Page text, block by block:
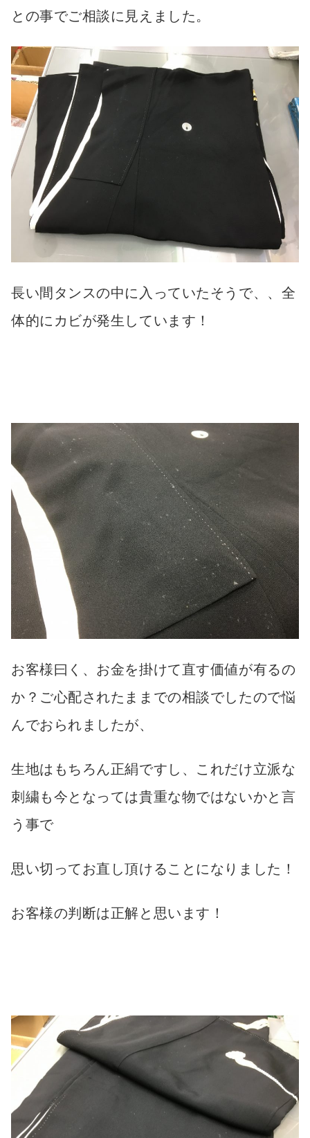
との事でご相談に見えました。
長い間タンスの中に入っていたそうで、、全
体的にカビが発生しています！
お客様曰く、お金を掛けて直す価値が有るの
か？ご心配されたままでの相談でしたので悩
んでおられましたが、
生地はもちろん正絹ですし、これだけ立派な
刺繍も今となっては貴重な物ではないかと言
う事で
思い切ってお直し頂けることになりました！
お客様の判断は正解と思います！